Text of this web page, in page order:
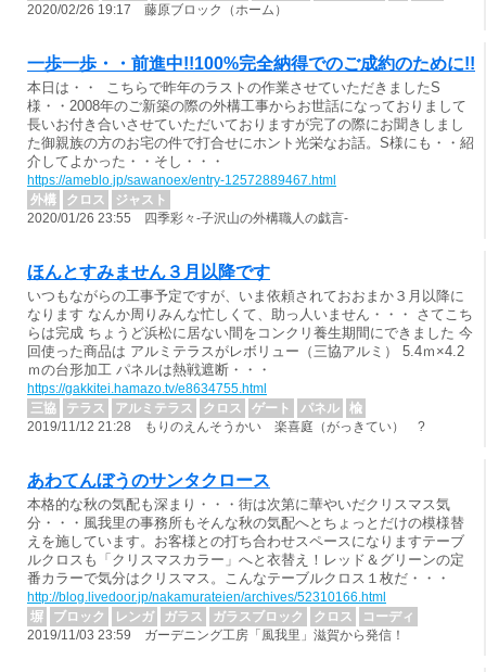
2020/02/26 19:17 藤原ブロック（ホーム）
一歩一歩・・前進中!!100%完全納得でのご成約のために!!
本日は・・ こちらで昨年のラストの作業させていただきましたS
様・・2008年のご新築の際の外構工事からお世話になっておりまして
長いお付き合いさせていただいておりますが完了の際にお聞きしまし
た御親族の方のお宅の件で打合せにホント光栄なお話。S様にも・・紹
介してよかった・・そし・・・
https://ameblo.jp/sawanoex/entry-12572889467.html
外構
クロス
ジャスト
2020/01/26 23:55 四季彩々-子沢山の外構職人の戯言-
ほんとすみません３月以降です
いつもながらの工事予定ですが、いま依頼されておおまか３月以降に
なります なんか周りみんな忙しくて、助っ人いません・・・ さてこち
らは完成 ちょうど浜松に居ない間をコンクリ養生期間にできました 今
回使った商品は アルミテラスがレボリュー（三協アルミ） 5.4ｍ×4.2
ｍの台形加工 パネルは熱戦遮断・・・
https://gakkitei.hamazo.tv/e8634755.html
三協
テラス アルミテラス クロス ゲート パネル
楡
2019/11/12 21:28 もりのえんそうかい 楽喜庭（がっきてい） ?
あわてんぼうのサンタクロース
本格的な秋の気配も深まり・・・街は次第に華やいだクリスマス気
分・・・風我里の事務所もそんな秋の気配へとちょっとだけの模様替
えを施しています。お客様との打ち合わせスペースになりますテーブ
ルクロスも「クリスマスカラー」へと衣替え！レッド＆グリーンの定
番カラーで気分はクリスマス。こんなテーブルクロス１枚だ・・・
http://blog.livedoor.jp/nakamurateien/archives/52310166.html
塀
ブロック レンガ ガラス ガラスブロック クロス
コーディ
2019/11/03 23:59 ガーデニング工房「風我里」滋賀から発信！